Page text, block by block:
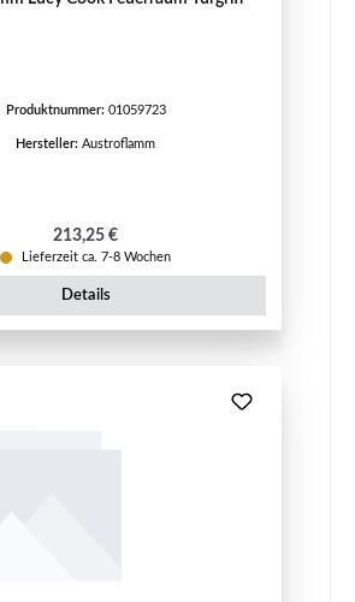
Produktnummer: 01059723
Hersteller: Austroflamm
Regulärer Preis:
213,25 €
Lieferzeit ca. 7-8 Wochen
Details